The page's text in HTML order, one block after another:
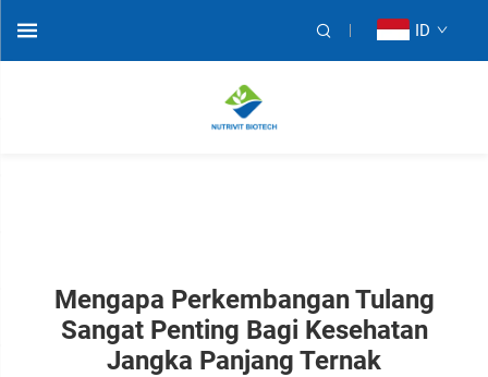
ID
Mengapa Perkembangan Tulang
Sangat Penting Bagi Kesehatan
Jangka Panjang Ternak